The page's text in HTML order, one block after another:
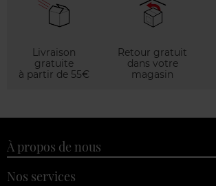
Livraison
gratuite
à partir de 55€
Retour gratuit
dans votre
magasin
À propos de nous
Nos services